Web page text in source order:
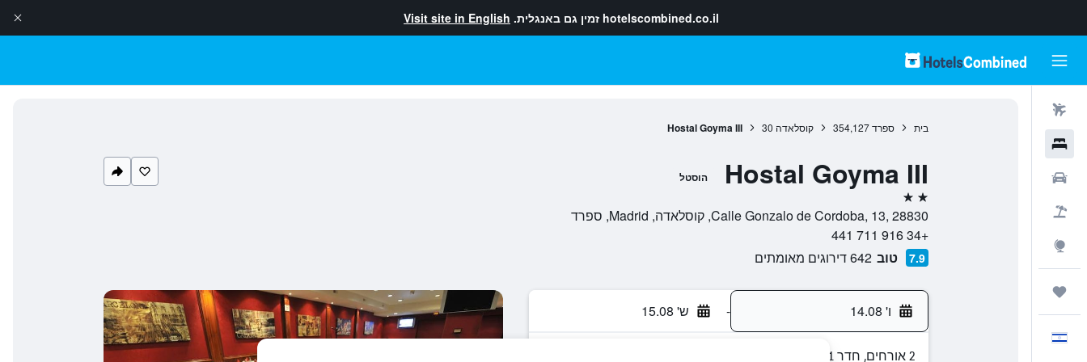
hotelscombined.co.il זמין גם באנגלית. Visit site in English
בית ספרד 354,127 קוסלאדה 30
Hostal Goyma III
Hostal Goyma III הוסטל
2 כוכבים
Calle Gonzalo de Cordoba, 13, 28830, קוסלאדה, Madrid, ספרד
+34 916 711 441
7.9 טוב 642 דירוגים מאומתים
ו' 14.08 - ש' 15.08
2 אורחים, חדר 1